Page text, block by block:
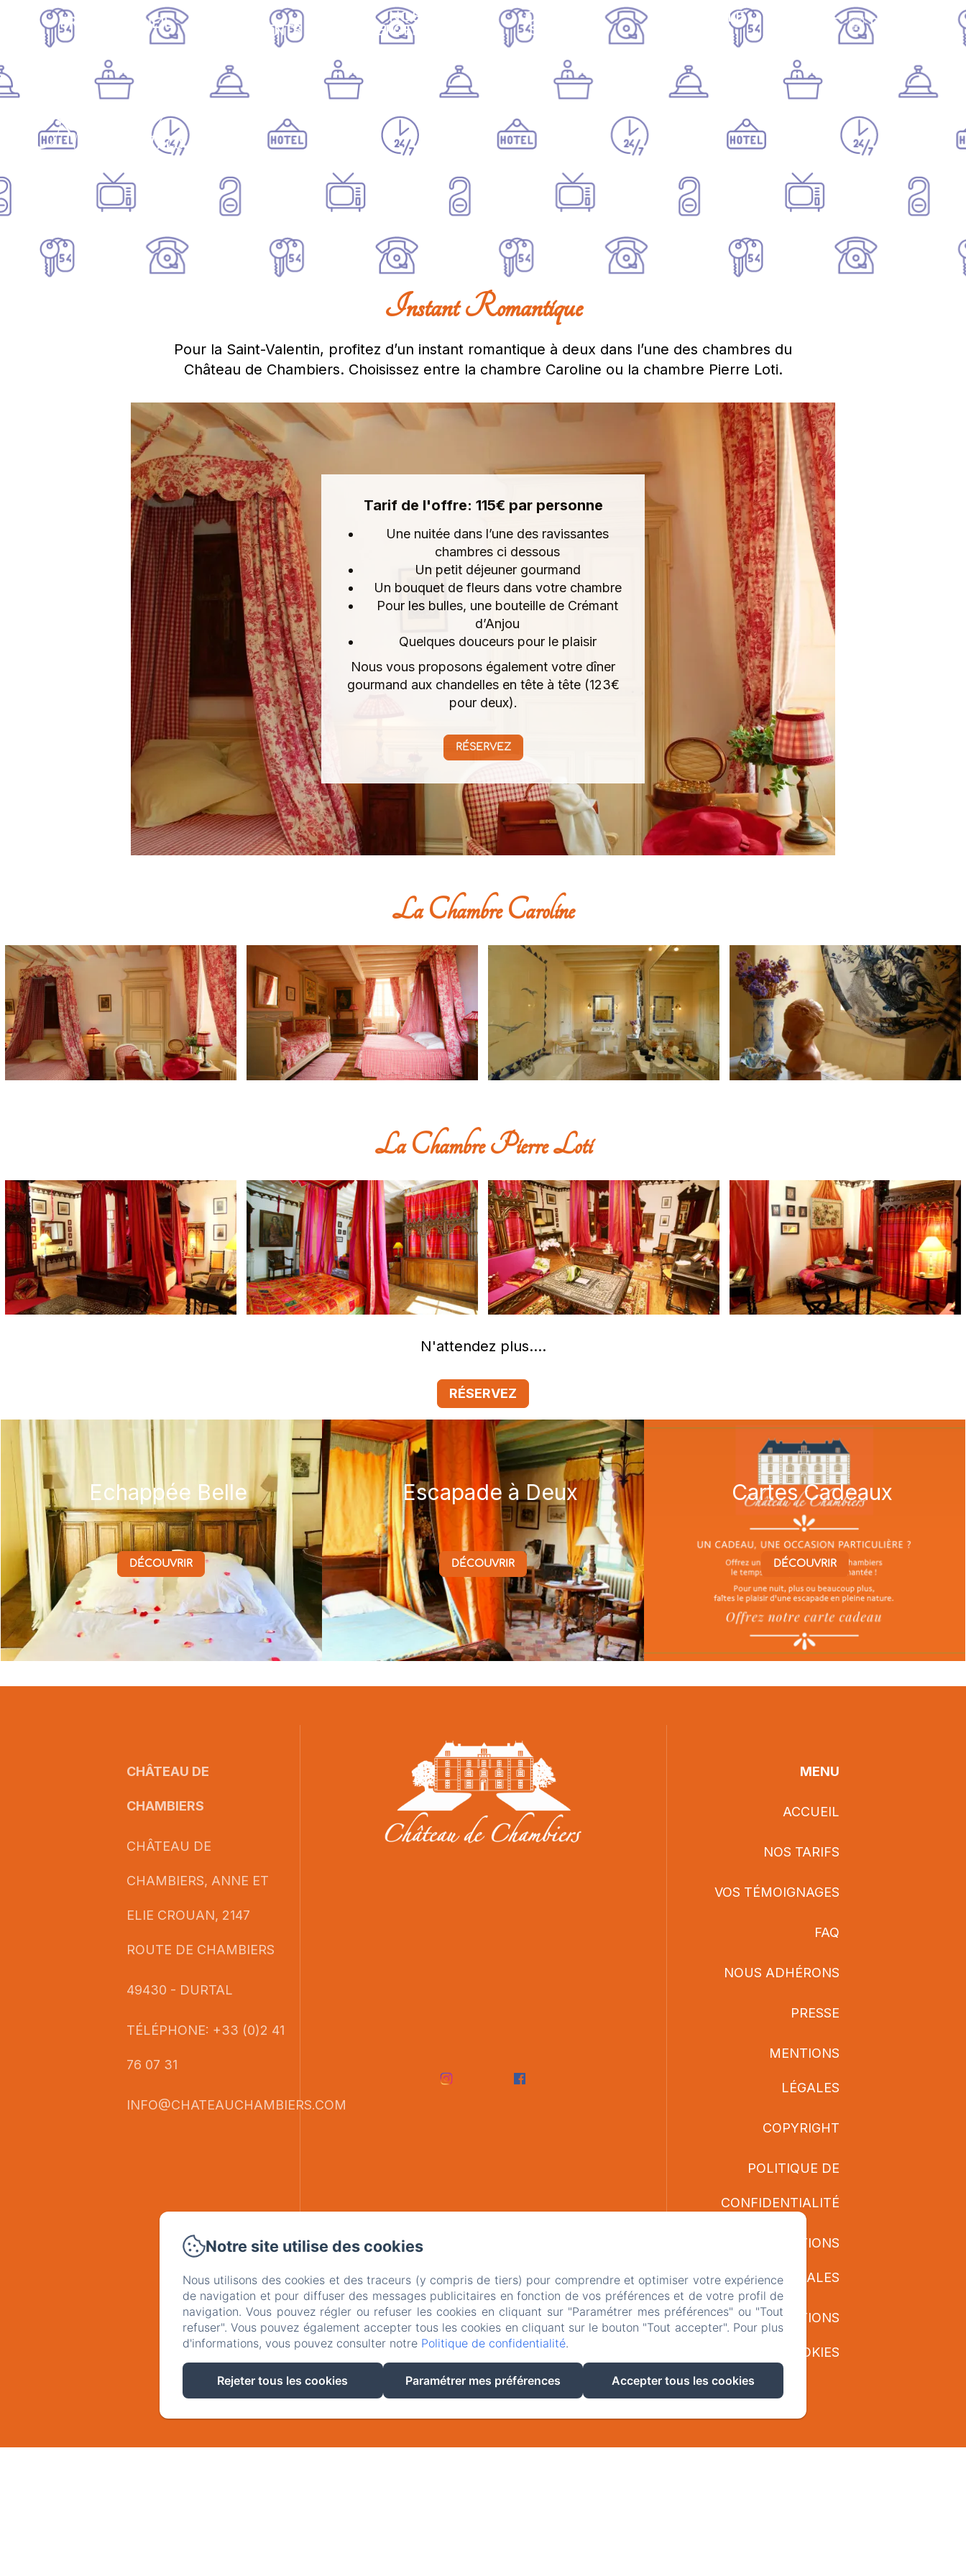
FR ACCUEIL
ÉVÈNEMENTS
NOS
HÉBERGEMENTS
OFFRES ET
SERVICES
ON EN PARLE
CONTACT RÉSERVER
Nos Offres
Instant Romantique
Pour la Saint-Valentin, profitez d’un instant romantique à deux dans l’une des chambres du
Château de Chambiers. Choisissez entre la chambre Caroline ou la chambre Pierre Loti.
Tarif de l'offre: 115€ par personne
Une nuitée dans l’une des ravissantes
chambres ci dessous
Un petit déjeuner gourmand
Un bouquet de fleurs dans votre chambre
Pour les bulles, une bouteille de Crémant
d’Anjou
Quelques douceurs pour le plaisir
Nous vous proposons également votre dîner
gourmand aux chandelles en tête à tête (123€
pour deux).
RÉSERVEZ
La Chambre Caroline
La Chambre Pierre Loti
N'attendez plus....
RÉSERVEZ
Echappée Belle
DÉCOUVRIR
Escapade à Deux
DÉCOUVRIR
Cartes Cadeaux
DÉCOUVRIR
CHÂTEAU DE
CHAMBIERS
CHÂTEAU DE
CHAMBIERS, ANNE ET
ELIE CROUAN, 2147
ROUTE DE CHAMBIERS
49430 - DURTAL
TÉLÉPHONE: +33 (0)2 41
76 07 31
INFO@CHATEAUCHAMBIERS.COM
EN FR
CRÉÉ PAR AMENITIZ
CONDITIONS GÉNÉRALES DE VENTE
MENU
ACCUEIL
NOS TARIFS
VOS TÉMOIGNAGES
FAQ
NOUS ADHÉRONS
PRESSE
MENTIONS
LÉGALES
COPYRIGHT
POLITIQUE DE
CONFIDENTIALITÉ
INFORMATIONS
LÉGALES
INFORMATIONS
SUR LES COOKIES
Notre site utilise des cookies
Nous utilisons des cookies et des traceurs (y compris de tiers) pour comprendre et optimiser votre expérience
de navigation et pour diffuser des messages publicitaires en fonction de vos préférences et de votre profil de
navigation. Vous pouvez régler ou refuser les cookies en cliquant sur "Paramétrer mes préférences" ou "Tout
refuser". Vous pouvez également accepter tous les cookies en cliquant sur le bouton "Tout accepter". Pour plus
d'informations, vous pouvez consulter notre Politique de confidentialité.
Rejeter tous les cookies Paramétrer mes préférences Accepter tous les cookies